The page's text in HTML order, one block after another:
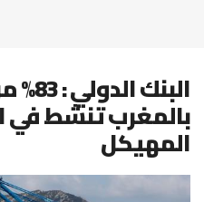
بالمغرب تنشط في
المهيكل